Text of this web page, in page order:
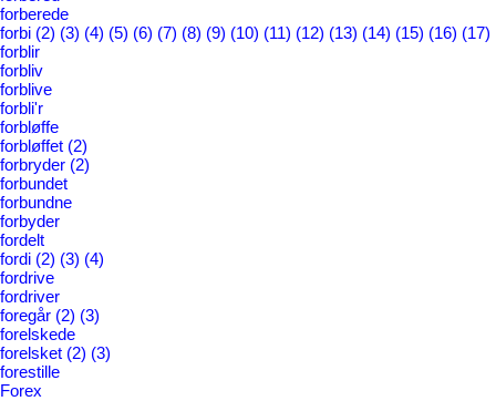
forberede
forbi (2) (3) (4) (5) (6) (7) (8) (9) (10) (11) (12) (13) (14) (15) (16) (17)
forblir
forbliv
forblive
forbli'r
forbløffe
forbløffet (2)
forbryder (2)
forbundet
forbundne
forbyder
fordelt
fordi (2) (3) (4)
fordrive
fordriver
foregår (2) (3)
forelskede
forelsket (2) (3)
forestille
Forex